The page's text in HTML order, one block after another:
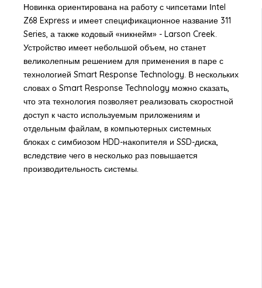
Новинка ориентирована на работу с чипсетами Іntel
Z68 Express и имеет спецификационное название 311
Series, а также кодовый «никнейм» - Larson Creek.
Устройство имеет небольшой объем, но станет
великолепным решением для применения в паре с
технологией Smart Response Technology. В нескольких
словах о Smart Response Technology можно сказать,
что эта технология позволяет реализовать скоростной
доступ к часто используемым приложениям и
отдельным файлам, в компьютерных системных
блоках с симбиозом HDD-накопителя и SSD-диска,
вследствие чего в несколько раз повышается
производительность системы.